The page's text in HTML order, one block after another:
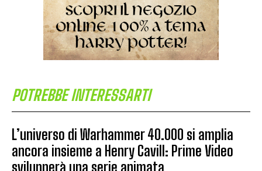
POTREBBE INTERESSARTI
L’universo di Warhammer 40.000 si amplia
ancora insieme a Henry Cavill: Prime Video
svilupperà una serie animata